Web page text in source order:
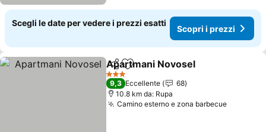
Scegli le date per vedere i prezzi esatti
Scopri i prezzi
CondividiAggiungi ai preferiti
Apartmani Novosel
3 Stelle
9,3 Eccellente
68
10.8 km da: Rupa
Camino esterno e zona barbecue